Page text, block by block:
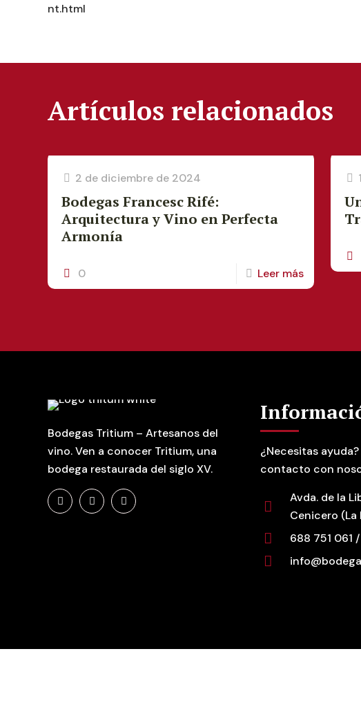
nt.html
Artículos relacionados
2 de diciembre de 2024
Bodegas Francesc Rifé:
Arquitectura y Vino en Perfecta
Armonía
0 Leer más
Bodegas Tritium – Artesanos del
vino. Ven a conocer Tritium, una
bodega restaurada del siglo XV.
¿Necesitas
contacto con
Avda. de la
Cenicero (La
688 751 061